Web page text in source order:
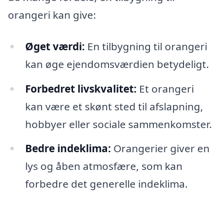
orangeri kan give:
Øget værdi: En tilbygning til orangeri
kan øge ejendomsværdien betydeligt.
Forbedret livskvalitet: Et orangeri
kan være et skønt sted til afslapning,
hobbyer eller sociale sammenkomster.
Bedre indeklima: Orangerier giver en
lys og åben atmosfære, som kan
forbedre det generelle indeklima.